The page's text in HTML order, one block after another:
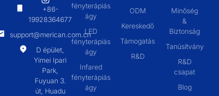
+86-
19928364677
support@merican.com.cn
D épület,
Yimei Ipari
Park,
Fuyuan 3.
út, Huadu
fényterápiás
ágy
LED
fényterápiás
ágy
Infared
fényterápiás
ágy
ODM
Kereskedő
Támogatás
R&D
Minőség
&
Biztonság
Tanúsítvány
R&D
csapat
Blog